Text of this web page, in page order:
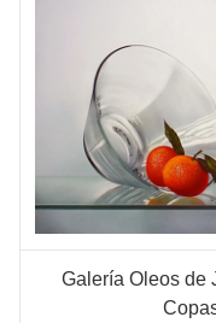
Galería Oleos de